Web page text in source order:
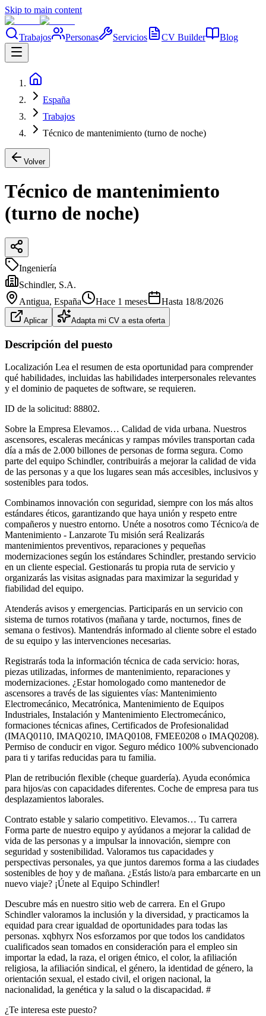
Skip to main content
Trabajos Personas Servicios CV Builder Blog
España
Trabajos
Técnico de mantenimiento (turno de noche)
Volver
Técnico de mantenimiento
(turno de noche)
Ingeniería
Schindler, S.A.
Antigua, España Hace 1 meses Hasta 18/8/2026
Aplicar Adapta mi CV a esta oferta
Descripción del puesto
Localización Lea el resumen de esta oportunidad para comprender
qué habilidades, incluidas las habilidades interpersonales relevantes
y el dominio de paquetes de software, se requieren.
ID de la solicitud: 88802.
Sobre la Empresa Elevamos… Calidad de vida urbana. Nuestros
ascensores, escaleras mecánicas y rampas móviles transportan cada
día a más de 2.000 billones de personas de forma segura. Como
parte del equipo Schindler, contribuirás a mejorar la calidad de vida
de las personas y a que los lugares sean más accesibles, inclusivos y
sostenibles para todos.
Combinamos innovación con seguridad, siempre con los más altos
estándares éticos, garantizando que haya unión y respeto entre
compañeros y nuestro entorno. Unéte a nosotros como Técnico/a de
Mantenimiento - Lanzarote Tu misión será Realizarás
mantenimientos preventivos, reparaciones y pequeñas
modernizaciones según los estándares Schindler, prestando servicio
en un cliente especial. Gestionarás tu propia ruta de servicio y
organizarás las visitas asignadas para maximizar la seguridad y
fiabilidad del equipo.
Atenderás avisos y emergencias. Participarás en un servicio con
sistema de turnos rotativos (mañana y tarde, nocturnos, fines de
semana o festivos). Mantendrás informado al cliente sobre el estado
de su equipo y las intervenciones necesarias.
Registrarás toda la información técnica de cada servicio: horas,
piezas utilizadas, informes de mantenimiento, reparaciones y
modernizaciones. ¿Estar homologado como mantenedor de
ascensores a través de las siguientes vías: Mantenimiento
Electromecánico, Mecatrónica, Mantenimiento de Equipos
Industriales, Instalación y Mantenimiento Electromecánico,
formaciones técnicas afines, Certificados de Profesionalidad
(IMAQ0110, IMAQ0210, IMAQ0108, FMEE0208 o IMAQ0208).
Permiso de conducir en vigor. Seguro médico 100% subvencionado
para ti y tarifas reducidas para tu familia.
Plan de retribución flexible (cheque guardería). Ayuda económica
para hijos/as con capacidades diferentes. Coche de empresa para tus
desplazamientos laborales.
Contrato estable y salario competitivo. Elevamos… Tu carrera
Forma parte de nuestro equipo y ayúdanos a mejorar la calidad de
vida de las personas y a impulsar la innovación, siempre con
seguridad y sostenibilidad. Valoramos tus capacidades y
perspectivas personales, ya que juntos daremos forma a las ciudades
sostenibles de hoy y de mañana. ¿Estás listo/a para embarcarte en un
nuevo viaje? ¡Únete al Equipo Schindler!
Descubre más en nuestro sitio web de carrera. En el Grupo
Schindler valoramos la inclusión y la diversidad, y practicamos la
equidad para crear igualdad de oportunidades para todas las
personas. xqbhyrx Nos esforzamos por que todos los candidatos
cualificados sean tomados en consideración para el empleo sin
importar la edad, la raza, el origen étnico, el color, la afiliación
religiosa, la afiliación sindical, el género, la identidad de género, la
orientación sexual, el estado civil, el origen nacional, la
nacionalidad, la genética y la salud o la discapacidad. #
¿Te interesa este puesto?